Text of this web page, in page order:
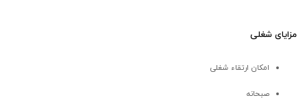
مزایای شغلی
امکان ارتقاء شغلی
صبحانه